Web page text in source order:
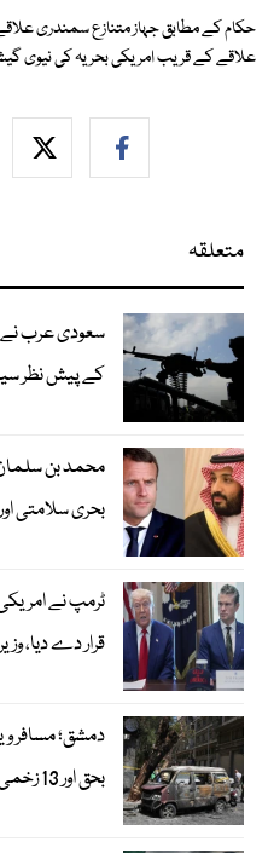
حکام کے مطابق جہاز متنازع سمندری
علاقے کے قریب امریکی بحریہ کی نیوی
متعلقہ
سعودی عرب نے
کے پیش نظر
محمد بن سلمان
بحری سلامتی
ٹرمپ نے
قرار دے دیا،
بحق اور 13 زخمی